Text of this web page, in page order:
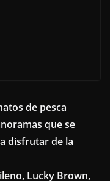
de pesca
que se
disfrutar de la
Lucky Brown,